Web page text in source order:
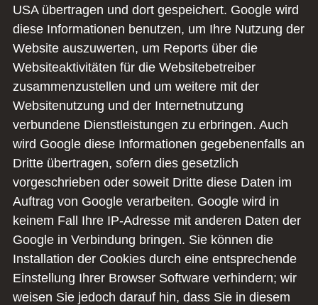
USA übertragen und dort gespeichert. Google wird
diese Informationen benutzen, um Ihre Nutzung der
Website auszuwerten, um Reports über die
Websiteaktivitäten für die Websitebetreiber
zusammenzustellen und um weitere mit der
Websitenutzung und der Internetnutzung
verbundene Dienstleistungen zu erbringen. Auch
wird Google diese Informationen gegebenenfalls an
Dritte übertragen, sofern dies gesetzlich
vorgeschrieben oder soweit Dritte diese Daten im
Auftrag von Google verarbeiten. Google wird in
keinem Fall Ihre IP-Adresse mit anderen Daten der
Google in Verbindung bringen. Sie können die
Installation der Cookies durch eine entsprechende
Einstellung Ihrer Browser Software verhindern; wir
weisen Sie jedoch darauf hin, dass Sie in diesem